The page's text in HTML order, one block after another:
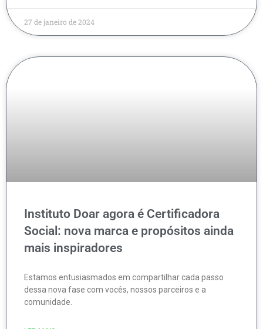
27 de janeiro de 2024
Instituto Doar agora é Certificadora
Social: nova marca e propósitos ainda
mais inspiradores
Estamos entusiasmados em compartilhar cada passo
dessa nova fase com vocês, nossos parceiros e a
comunidade.